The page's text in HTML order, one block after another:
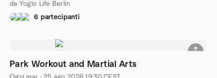
da Yogic Life Berlin
6 partecipanti
Park Workout and Martial Arts